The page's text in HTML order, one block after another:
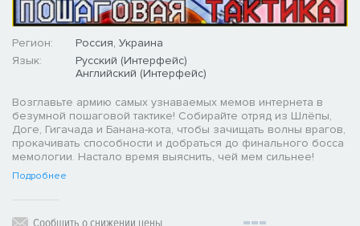
Регион:
Россия, Украина
Язык:
Русский (Интерфейс)
Английский (Интерфейс)
Возглавьте армию самых узнаваемых мемов интернета в
безумной пошаговой тактике! Собирайте отряд из Шлёпы,
Доге, Гигачада и Банана-кота, чтобы зачищать волны врагов,
прокачивать способности и добраться до финального босса
мемологии. Настало время выяснить, чей мем сильнее!
Подробнее